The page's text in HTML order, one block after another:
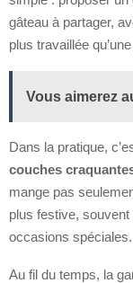
gâteau à partager,
plus travaillée
Vous aimerez
Dans la pratique,
couches
mange pas
plus festive,
occasions spéciales.
Au fil du temps, la